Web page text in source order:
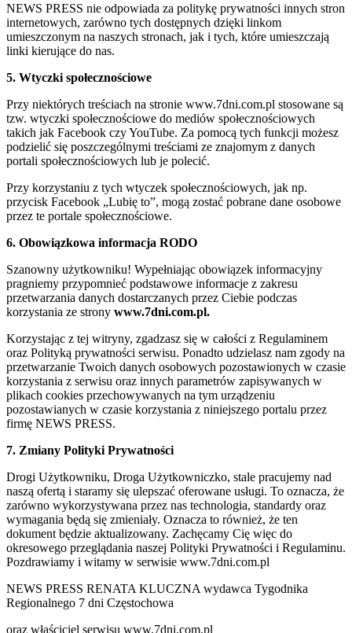
NEWS PRESS nie odpowiada za politykę prywatności innych stron
internetowych, zarówno tych dostępnych dzięki linkom
umieszczonym na naszych stronach, jak i tych, które umieszczają
linki kierujące do nas.
5. Wtyczki społecznościowe
Przy niektórych treściach na stronie www.7dni.com.pl stosowane są
tzw. wtyczki społecznościowe do mediów społecznościowych
takich jak Facebook czy YouTube. Za pomocą tych funkcji możesz
podzielić się poszczególnymi treściami ze znajomym z danych
portali społecznościowych lub je polecić.
Przy korzystaniu z tych wtyczek społecznościowych, jak np.
przycisk Facebook „Lubię to”, mogą zostać pobrane dane osobowe
przez te portale społecznościowe.
6. Obowiązkowa informacja RODO
Szanowny użytkowniku! Wypełniając obowiązek informacyjny
pragniemy przypomnieć podstawowe informacje z zakresu
przetwarzania danych dostarczanych przez Ciebie podczas
korzystania ze strony www.7dni.com.pl.
Korzystając z tej witryny, zgadzasz się w całości z Regulaminem
oraz Polityką prywatności serwisu. Ponadto udzielasz nam zgody na
przetwarzanie Twoich danych osobowych pozostawionych w czasie
korzystania z serwisu oraz innych parametrów zapisywanych w
plikach cookies przechowywanych na tym urządzeniu
pozostawianych w czasie korzystania z niniejszego portalu przez
firmę NEWS PRESS.
7. Zmiany Polityki Prywatności
Drogi Użytkowniku, Droga Użytkowniczko, stale pracujemy nad
naszą ofertą i staramy się ulepszać oferowane usługi. To oznacza, że
zarówno wykorzystywana przez nas technologia, standardy oraz
wymagania będą się zmieniały. Oznacza to również, że ten
dokument będzie aktualizowany. Zachęcamy Cię więc do
okresowego przeglądania naszej Polityki Prywatności i Regulaminu.
Pozdrawiamy i witamy w serwisie www.7dni.com.pl
NEWS PRESS RENATA KLUCZNA wydawca Tygodnika
Regionalnego 7 dni Częstochowa
oraz właściciel serwisu www.7dni.com.pl